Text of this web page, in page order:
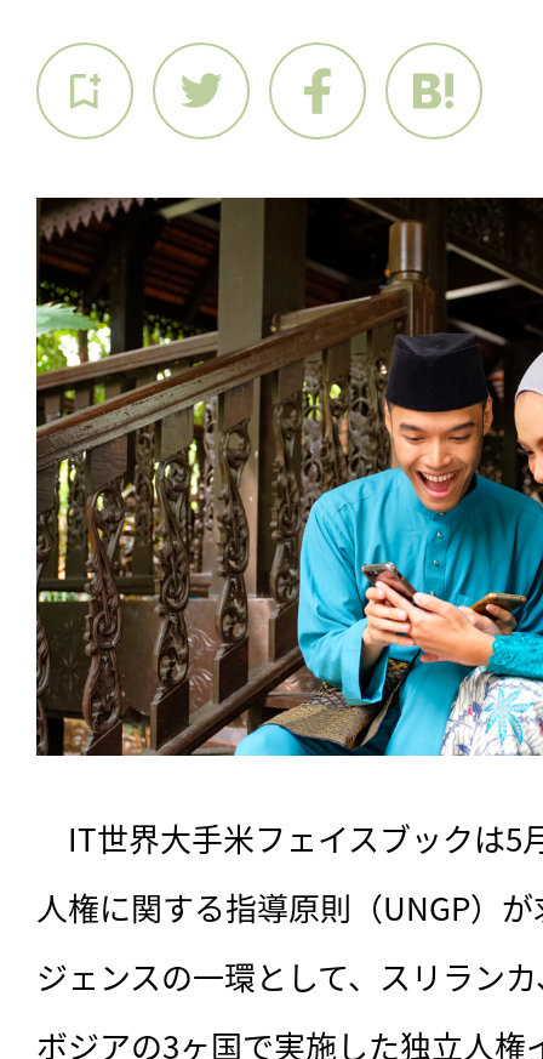
IT世界大手米フェイスブックは5
人権に関する指導原則（UNGP）
ジェンスの一環として、スリラン
ボジアの3ヶ国で実施した独立人権